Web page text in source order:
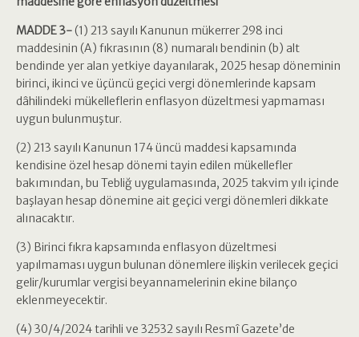
MADDE 3-(1) 213 sayılı Kanunun mükerrer 298 inci
maddesinin (A) fıkrasının (8) numaralı bendinin (b) alt
bendinde yer alan yetkiye dayanılarak, 2025 hesap döneminin
birinci, ikinci ve üçüncü geçici vergi dönemlerinde kapsam
dâhilindeki mükelleflerin enflasyon düzeltmesi yapmaması
uygun bulunmuştur.
(2) 213 sayılı Kanunun 174 üncü maddesi kapsamında
kendisine özel hesap dönemi tayin edilen mükellefler
bakımından, bu Tebliğ uygulamasında, 2025 takvim yılı içinde
başlayan hesap dönemine ait geçici vergi dönemleri dikkate
alınacaktır.
(3) Birinci fıkra kapsamında enflasyon düzeltmesi
yapılmaması uygun bulunan dönemlere ilişkin verilecek geçici
gelir/kurumlar vergisi beyannamelerinin ekine bilanço
eklenmeyecektir.
(4) 30/4/2024 tarihli ve 32532 sayılı Resmî Gazete’de